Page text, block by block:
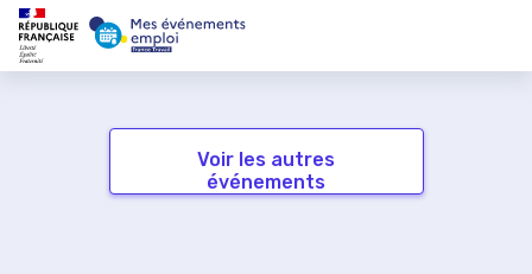
Voir les autres
événements